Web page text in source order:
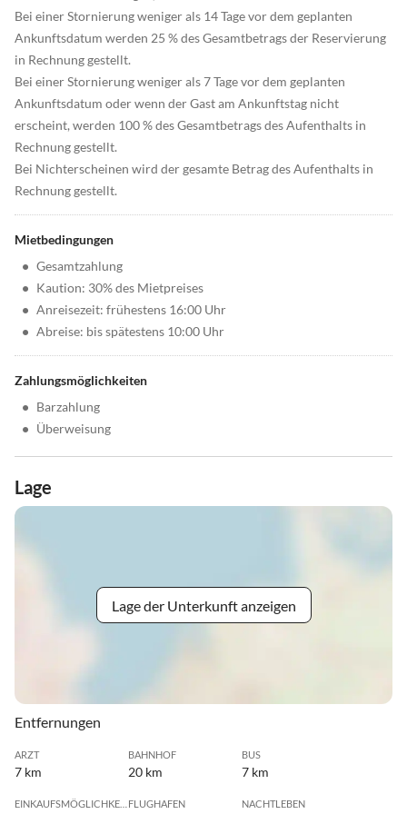
Bei einer Stornierung weniger als 14 Tage vor dem geplanten
Ankunftsdatum werden 25 % des Gesamtbetrags der Reservierung
in Rechnung gestellt.
Bei einer Stornierung weniger als 7 Tage vor dem geplanten
Ankunftsdatum oder wenn der Gast am Ankunftstag nicht
erscheint, werden 100 % des Gesamtbetrags des Aufenthalts in
Rechnung gestellt.
Bei Nichterscheinen wird der gesamte Betrag des Aufenthalts in
Rechnung gestellt.
Mietbedingungen
• Gesamtzahlung
• Kaution: 30% des Mietpreises
• Anreisezeit: frühestens 16:00 Uhr
• Abreise: bis spätestens 10:00 Uhr
Zahlungsmöglichkeiten
• Barzahlung
• Überweisung
Lage
Lage der Unterkunft anzeigen
Entfernungen
ARZT
7 km
BAHNHOF
20 km
BUS
7 km
FLUGHAFEN NACHTLEBEN